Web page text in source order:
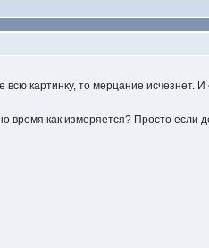
картинку, то мерцание
как измеряется? Просто если